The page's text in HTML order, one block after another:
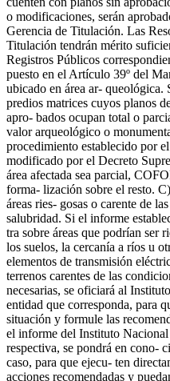
o modificaciones, serán
Gerencia de Titulación. Las
Titulación tendrán mérito
Registros Públicos
puesto en el Artículo 39º del
ubicado en área ar- queológica.
predios matrices cuyos planos
apro- bados ocupan total o
valor arqueológico o
procedimiento establecido por
modificado por el Decreto
área afectada sea parcial,
forma- lización sobre el resto.
áreas ries- gosas o carente de
salubridad. Si el informe
tra sobre áreas que podrían ser
los suelos, la cercanía a ríos u
elementos de transmisión
terrenos carentes de las
necesarias, se oficiará al
entidad que corresponda, para
situación y formule las
el informe del Instituto
respectiva, se pondrá en cono-
caso, para que ejecu- ten
acciones recomendadas y